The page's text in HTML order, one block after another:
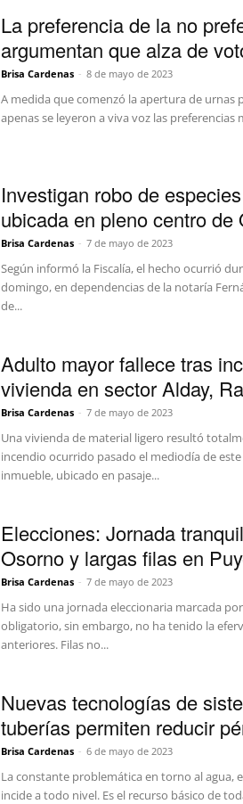
La preferencia de la no
argumentan que alza de
Brisa Cardenas - 8 de mayo de 2023
A medida que comenzó la apertura de urnas
apenas se leyeron a viva voz las preferencias
Investigan robo de
ubicada en pleno centro de
Brisa Cardenas - 7 de mayo de 2023
Según informó la Fiscalía, el hecho ocurrió
domingo, en dependencias de la notaría
de...
Adulto mayor fallece tras
vivienda en sector Alday,
Brisa Cardenas - 7 de mayo de 2023
Una vivienda de material ligero resultó
incendio ocurrido pasado el mediodía de
inmueble, ubicado en pasaje...
Elecciones: Jornada
Osorno y largas filas en
Brisa Cardenas - 7 de mayo de 2023
Ha sido una jornada eleccionaria marcada
obligatorio, sin embargo, no ha tenido la
anteriores. Filas no...
Nuevas tecnologías de
tuberías permiten reducir
Brisa Cardenas - 6 de mayo de 2023
La constante problemática en torno al agua,
incide a todo nivel. Es el recurso básico de